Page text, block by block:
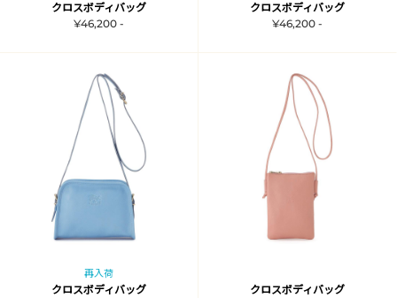
クロスボディバッグ
¥46,200 -
クロスボディバッグ
¥46,200 -
再入荷
クロスボディバッグ
クロスボディバッグ